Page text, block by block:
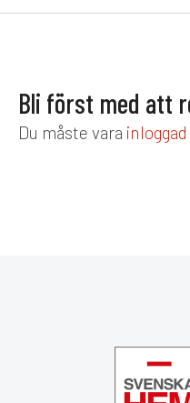
Bli först med att
Du måste vara inloggad